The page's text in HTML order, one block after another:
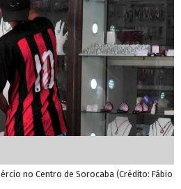
no Centro de Sorocaba (Crédito: Fábio